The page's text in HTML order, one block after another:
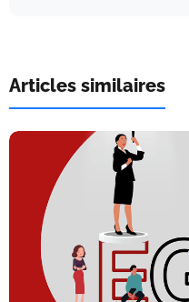
Articles similaires